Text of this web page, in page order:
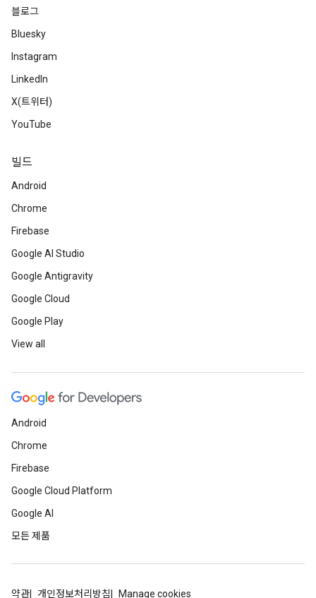
블로그
Bluesky
Instagram
LinkedIn
X(트위터)
YouTube
빌드
Android
Chrome
Firebase
Google AI Studio
Google Antigravity
Google Cloud
Google Play
View all
Android
Chrome
Firebase
Google Cloud Platform
Google AI
모든 제품
약관 개인정보처리방침 Manage cookies